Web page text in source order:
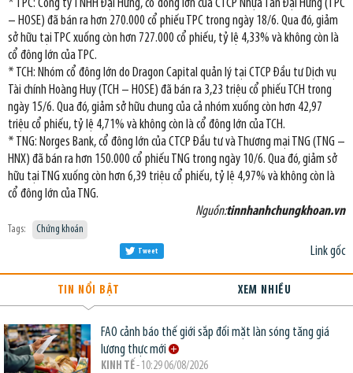
* TPC: Công ty TNHH Đại Hưng, cổ đông lớn của CTCP Nhựa Tân Đại Hưng (TPC
– HOSE) đã bán ra hơn 270.000 cổ phiếu TPC trong ngày 18/6. Qua đó, giảm
sở hữu tại TPC xuống còn hơn 727.000 cổ phiếu, tỷ lệ 4,33% và không còn là
cổ đông lớn của TPC.
* TCH: Nhóm cổ đông lớn do Dragon Capital quản lý tại CTCP Đầu tư Dịch vụ
Tài chính Hoàng Huy (TCH – HOSE) đã bán ra 3,23 triệu cổ phiếu TCH trong
ngày 15/6. Qua đó, giảm sở hữu chung của cả nhóm xuống còn hơn 42,97
triệu cổ phiếu, tỷ lệ 4,71% và không còn là cổ đông lớn của TCH.
* TNG: Norges Bank, cổ đông lớn của CTCP Đầu tư và Thương mại TNG (TNG –
HNX) đã bán ra hơn 150.000 cổ phiếu TNG trong ngày 10/6. Qua đó, giảm sở
hữu tại TNG xuống còn hơn 6,39 triệu cổ phiếu, tỷ lệ 4,97% và không còn là
cổ đông lớn của TNG.
Nguồn:tinnhanhchungkhoan.vn
Tags: Chứng khoán
Link gốc
Tweet
TIN NỔI BẬT XEM NHIỀU
FAO cảnh báo thế giới sắp đối mặt làn sóng tăng giá
lương thực mới
KINH TẾ- 10:29 06/08/2026